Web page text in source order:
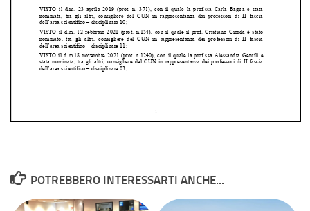
POTREBBERO INTERESSARTI ANCHE...